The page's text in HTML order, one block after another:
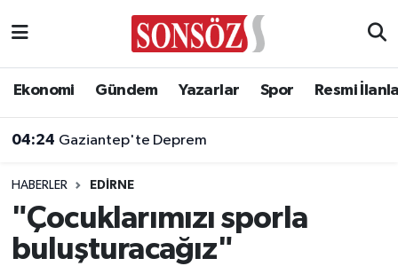
Ekonomi Gündem Yazarlar Spor Resmi
04:24 Gaziantep'te Deprem
HABERLER EDIRNE
"Çocuklarımızı sporla
buluşturacağız"
Asayiş
Biyografi
Çevre
Ankara Nöbetçi Eczaneler
Ankara Trafik Yoğunluk Haritası
Süper Lig Puan Durumu ve Fikstür